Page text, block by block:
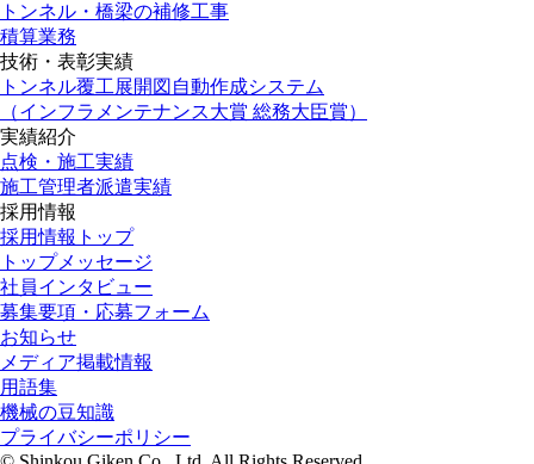
トンネル・橋梁の補修工事
積算業務
技術・表彰実績
トンネル覆工展開図自動作成システム
（インフラメンテナンス大賞 総務大臣賞）
実績紹介
点検・施工実績
施工管理者派遣実績
採用情報
採用情報トップ
トップメッセージ
社員インタビュー
募集要項・応募フォーム
お知らせ
メディア掲載情報
用語集
機械の豆知識
プライバシーポリシー